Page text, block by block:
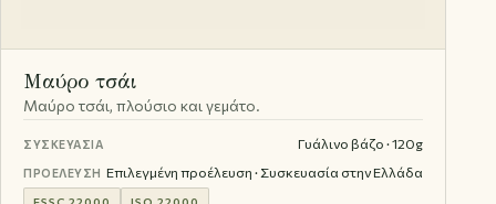
Μαύρο τσάι
Μαύρο τσάι, πλούσιο και γεμάτο.
ΣΥΣΚΕΥΑΣΊΑ Γυάλινο βάζο · 120g
ΠΡΟΈΛΕΥΣΗ Επιλεγμένη προέλευση · Συσκευασία στην Ελλάδα